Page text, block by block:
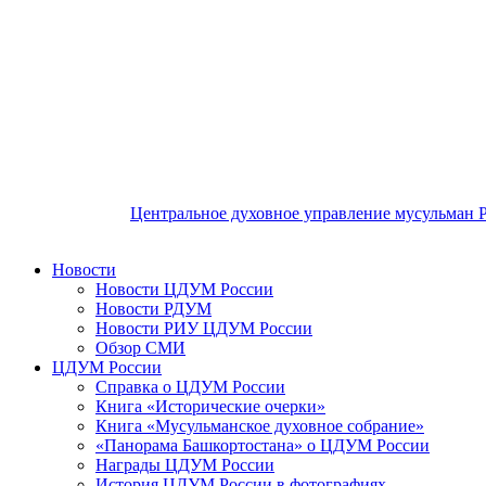
Центральное духовное управление мусульман
Новости
Новости ЦДУМ России
Новости РДУМ
Новости РИУ ЦДУМ России
Обзор СМИ
ЦДУМ России
Справка о ЦДУМ России
Книга «Исторические очерки»
Книга «Мусульманское духовное собрание»
«Панорама Башкортостана» о ЦДУМ России
Награды ЦДУМ России